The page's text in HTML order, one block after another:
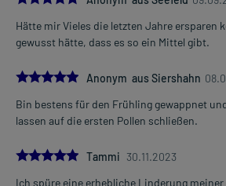
Hätte mir Vieles die letzten Jahre ersparen
gewusst hätte, dass es so ein Mittel gibt.
5.0Anonym aus Siershahn
Bin bestens für den Frühling gewappnet
lassen auf die ersten Pollen schließen.
5.0
Tammi 30.11.2023
Ich spüre eine erhebliche Linderung